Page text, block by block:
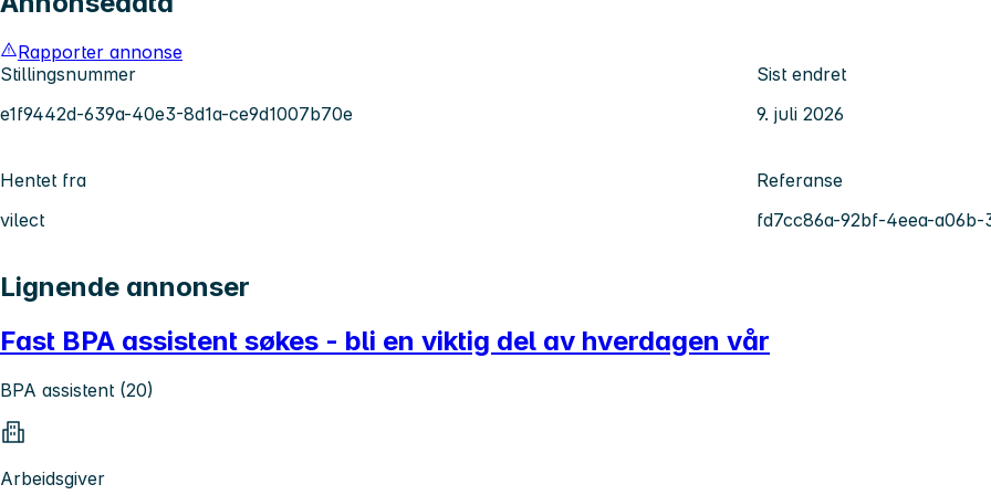
Rapporter annonse
Stillingsnummer
e1f9442d-639a-40e3-8d1a-ce9d1007b70e
Sist endret
9. juli 2026
Hentet fra
vilect
Referanse
fd7cc86a-92bf-4eea-a06b-
Lignende annonser
Fast BPA assistent søkes - bli en viktig del av hverdagen vår
BPA assistent (20)
Arbeidsgiver